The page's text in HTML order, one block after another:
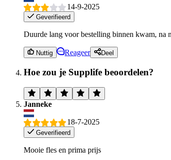
14-9-2025
Geverifieerd
Duurde lang voor bestelling binnen kwam, na
Nuttig Reageer Deel
Hoe zou je Supplife beoordelen?
Janneke
18-7-2025
Geverifieerd
Mooie fles en prima prijs